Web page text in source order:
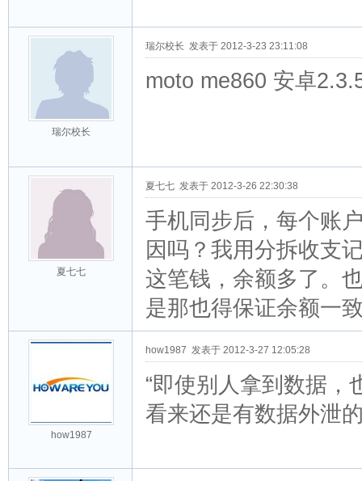
瑞尔校长
瑞尔校长 发表于 2012-3-23 23:11:08
moto me860 安卓
夏七七
夏七七 发表于 2012-3-26 22:30:38
手机同步后，每个账
因吗？我用分拆收支
这笔钱，余额多了。
是那也得保证余额一
how1987
how1987 发表于 2012-3-27 12:05:28
“即使别人拿到数据，
看来还是有数据外泄